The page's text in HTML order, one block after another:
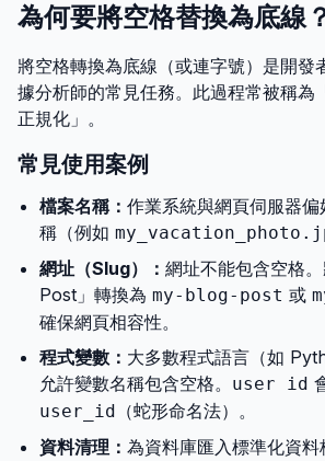
為何要將空格替換為底線
將空格轉換為底線（或連字號）是開發
據分析師的常見任務。此過程常被稱為
正規化」。
常見使用案例
檔案名稱： 作業系統與網頁伺服器
稱（例如
網址（Slug）： 網址不能包含空格
Post」轉換為 my-blog-post 或
確保網頁相容性。
程式變數： 大多數程式語言（如
允許變數名稱包含空格。 user id
user_id （蛇形命名法）。
資料清理： 為資料庫匯入標準化資